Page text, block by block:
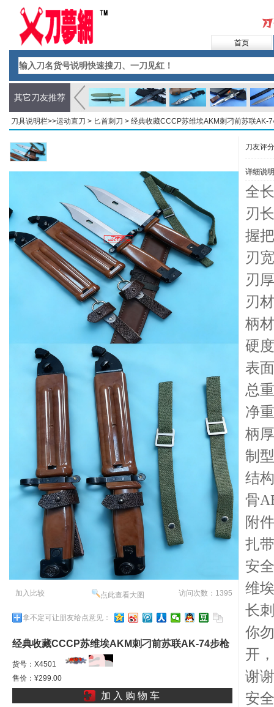
首页
其它刀友推荐
刀具说明栏>>运动直刀 > 匕首刺刀 > 经典收藏CCCP苏维埃AKM刺刁前苏联AK-
加入比较 点此查看大图 访问次数：1395
拿不定可让朋友给点意见：
经典收藏CCCP苏维埃AKM刺刁前苏联AK-74步枪
刺改进型俄罗斯老班长刺Ml
货号：X4501
售价：¥299.00
加 入 购 物 车
刀友评
详细说明
全
刃
握
刃
刃
刃
柄
硬
表
总
净
柄
制
结
骨
附
扎
安
维
长
你
开
谢
安